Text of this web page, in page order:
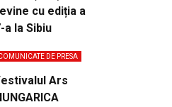
cu ediția a
a la Sibiu
DE PRESA
Ars